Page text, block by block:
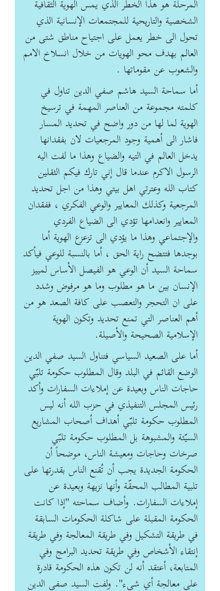
المرحلة هو هذا الخطر الذي يمس الهوية الثقافية
الشخصية والتاريحية للمجتمعات الإنسانية الذي
تحول الى خطر يعمل على اجتياح مناطق شتى من
العالم بهدف محو الهويات من خلال انسلاخ الامم
والشعوب عن مقوماتها .
أما سماحة السيد هاشم صفي الدين تناول في
كلمته مجموعة من العناصر المهمة في ترسيخ
الهوية لما لها من دور واضح في تحديد المسار
فاشار الى أهمية وجود المرجعيات لان بفقدانها
يدخل العالم في التيه والضياع وهذا ما لفت اليه
الرسول الاكرم عندما قال إني تارك فيكم الثقلين
كتاب الله وعترتي اهل بيتي وهذا من اجل تحديد
المرجعية وكذلك المعايير والوعي الفكري ، ففقدان
المعايير وانعدامها تؤدي الى الضياع الفردي
والإجتماعي وهذا ما يؤدي الى تزعزع الهوية أما
بوجدها فتتضح راية الحق ، أما بالنسبة للوعي فيأكد
سماحة السيد أن الوعي هو الفيصل الأساس لمييز
الإنسان بين ما هو مطلوب وما هو مرفوض وشدد
على ان التحجر والتعصب على كافة الصعد هو من
أهم العناصر التي تمنع تحديد وتكون الهوية
الإسلامية الصحيحة والأصيلة.
أما على الصعيد السياسي فتناول السيد صفي الدين
الوضع القائم في البلد وقال المطلوب حكومة تلبّي
حاجات الناس وبعيدة عن إملاءات السفارات وأكد
رئيس المجلس التنفيذي في حزب الله أنه ليس
المطلوب حكومة تلبّي أهداف أصحاب المشاريع
السيّئة والمشبوهة بل المطلوب حكومة تلبّي
صرخات وحاجات ومعيشة الناس، موضحاً أن
الحكومة الجديدة يجب أن تُقنع الناس بقدرتها على
تلبية المطالب المحقّة وأنها نزيهة وبعيدة عن
إملاءات السفارات. وأضاف سماحته "إذا كانت
الحكومة المقبلة على شاكلة الحكومات السابقة
في طريقة التشكيل وفي طريقة المعالجة وفي طريقة
إنتقاء الأشخاص وفي طريقة تحديد البرامج وفي
المتابعة، أعتقد أنه لن تكون هذه الحكومة قادرة
على معالجة أي شيء". ولفت السيد صفي الدين